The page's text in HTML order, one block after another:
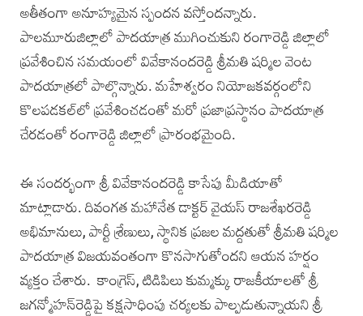
అతీతంగా అనూహ్యమైన స్పందన వస్తోందన్నారు.
పాలమూరుజిల్లాలో పాదయాత్ర ముగించుకుని రంగారెడ్డి జిల్లాలో
ప్రవేశించిన సమయంలో వివేకానందరెడ్డి శ్రీమతి షర్మిల వెంట
పాదయాత్రలో పాల్గొన్నారు. మహేశ్వరం నియోజకవర్గంలోని
కొలపడకల్‌లో ప్రవేశించడంతో మరో ప్రజాప్రస్థానం పాదయాత్ర
చేరడంతో రంగారెడ్డి జిల్లాలో ప్రారంభమైంది.
ఈ సందర్భంగా శ్రీ వివేకానందరెడ్డి కాసేపు మీడియాతో
మాట్లాడారు. దివంగత మహానేత డాక్టర్‌ వైయస్‌ రాజశేఖరరెడ్డి
అభిమానులు, పార్టీ శ్రేణులు, స్థానిక ప్రజల మద్దతుతో శ్రీమతి షర్మిల
పాదయాత్ర విజయవంతంగా కొనసాగుతోందని ఆయన హర్షం
వ్యక్తం చేశారు. కాంగ్రెస్, ‌టిడిపిలు కుమ్మక్కు రాజకీయాలతో శ్రీ
జగన్మోహన్‌రెడ్డిపై కక్షసాధింపు చర్యలకు పాల్పడుతున్నాయని శ్రీ